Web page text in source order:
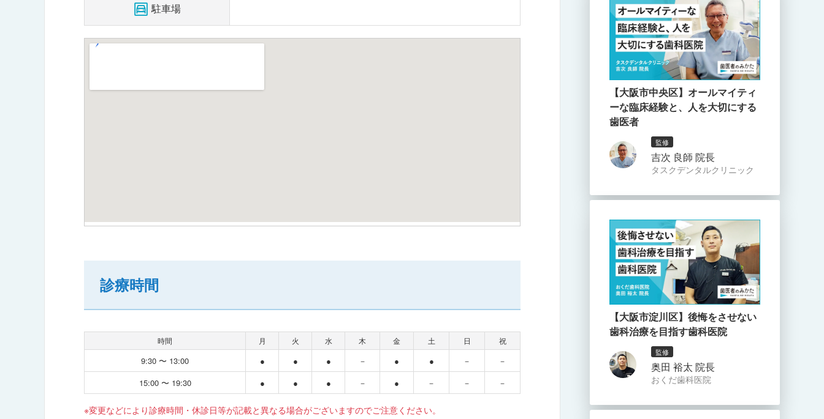
駐車場
診療時間
時間 月 火 水 木 金 土 日 祝
9:30 〜 13:00 ● ● ● － ● ● －
－
15:00 〜 19:30
● ● ● － ● － － －
※変更などにより診療時間・休診日等が記載と異なる場合がございますのでご注意ください。
【大阪市中央区】オールマイティ
ーな臨床経験と、人を大切にする
歯医者
監修
吉次 良師 院長
タスクデンタルクリニック
【大阪市淀川区】後悔をさせない
歯科治療を目指す歯科医院
監修
奥田 裕太 院長
おくだ歯科医院